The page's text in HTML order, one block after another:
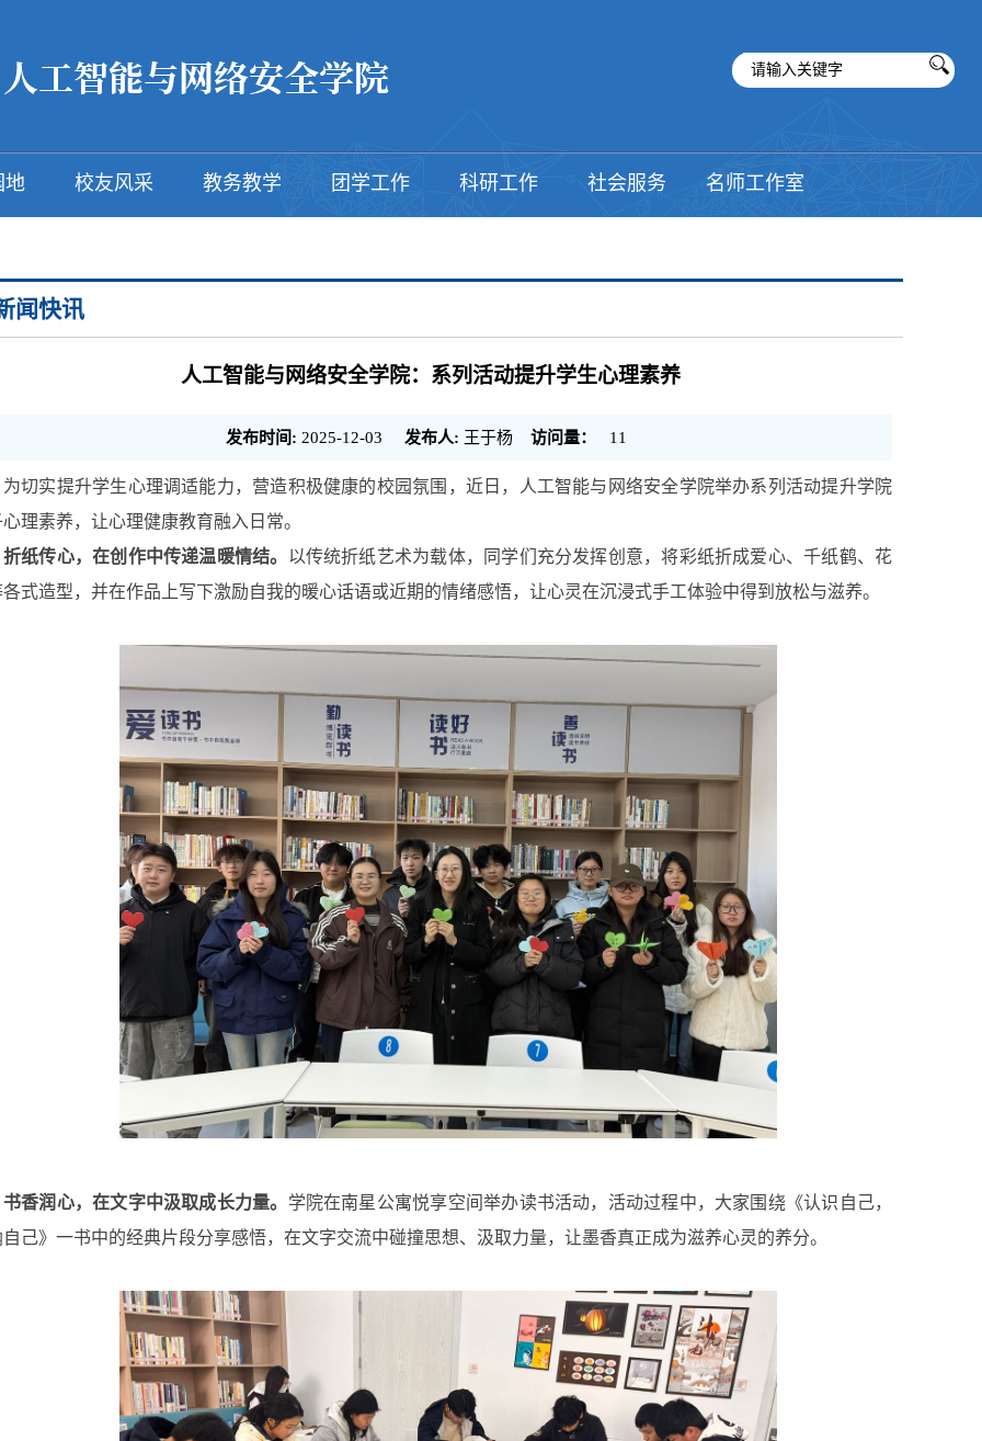
地 校友风采 教务教学 团学工作 科研工作 社会服务 名师工作室
闻快讯
人工智能与网络安全学院：系列活动提升学生心理素养
发布时间: 2025-12-03 发布人: 王于杨 访问量： 11
为切实提升学生心理调适能力，营造积极健康的校园氛围，近日，人工智能与网络安全学院举办系列活动提升学院
理素养，让心理健康教育融入日常。
折纸传心，在创作中传递温暖情结。 以传统折纸艺术为载体，同学们充分发挥创意，将彩纸折成爱心、千纸鹤、花
式造型，并在作品上写下激励自我的暖心话语或近期的情绪感悟，让心灵在沉浸式手工体验中得到放松与滋养。
书香润心，在文字中汲取成长力量。 学院在南星公寓悦享空间举办读书活动，活动过程中，大家围绕《认识自己，
己》一书中的经典片段分享感悟，在文字交流中碰撞思想、汲取力量，让墨香真正成为滋养心灵的养分。